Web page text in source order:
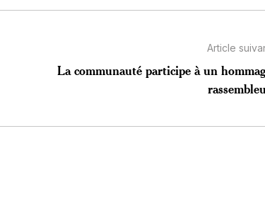
Article
La communauté participe à un